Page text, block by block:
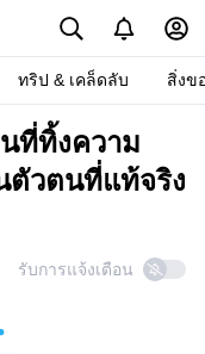
ทริป & เคล็ดลับ สิ่งข
ที่ทิ้งความ
ตัวตนที่แท้จริง
รับการแจ้งเตือน